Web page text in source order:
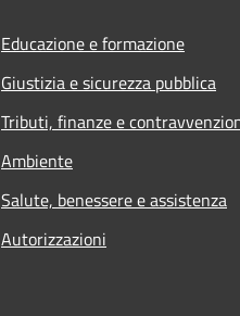
Educazione e formazione
Giustizia e sicurezza pubblica
Tributi, finanze e
Ambiente
Salute, benessere e assistenza
Autorizzazioni